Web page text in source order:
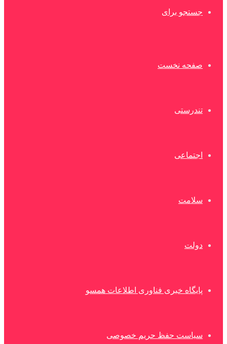
جستجو برای
صفحه نخست
تندرستی
اجتماعی
سلامت
دولت
پایگاه خبری فناوری اطلاعات همسو
سیاست حفظ حریم خصوصی